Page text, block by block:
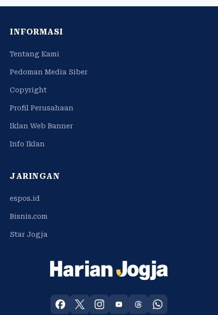
INFORMASI
Tentang Kami
Pedoman Media Siber
Copyright
Profil Perusahaan
Iklan Web Banner
Info Iklan
JARINGAN
espos.id
Bisnis.com
Star Jogja